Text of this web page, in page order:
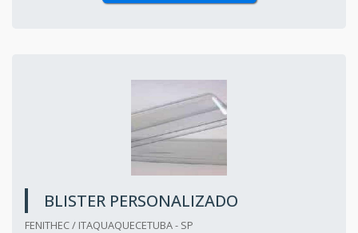
BLISTER PERSONALIZADO
FENITHEC / ITAQUAQUECETUBA - SP